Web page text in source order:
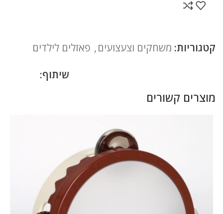
קטגוריות: משחקים וצעצועים, פאזלים לילדים
שיתוף:
מוצרים קשורים